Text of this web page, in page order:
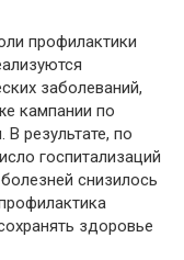
профилактики
заболеваний,
кампании по
результате, по
госпитализаций
снизилось
здоровье